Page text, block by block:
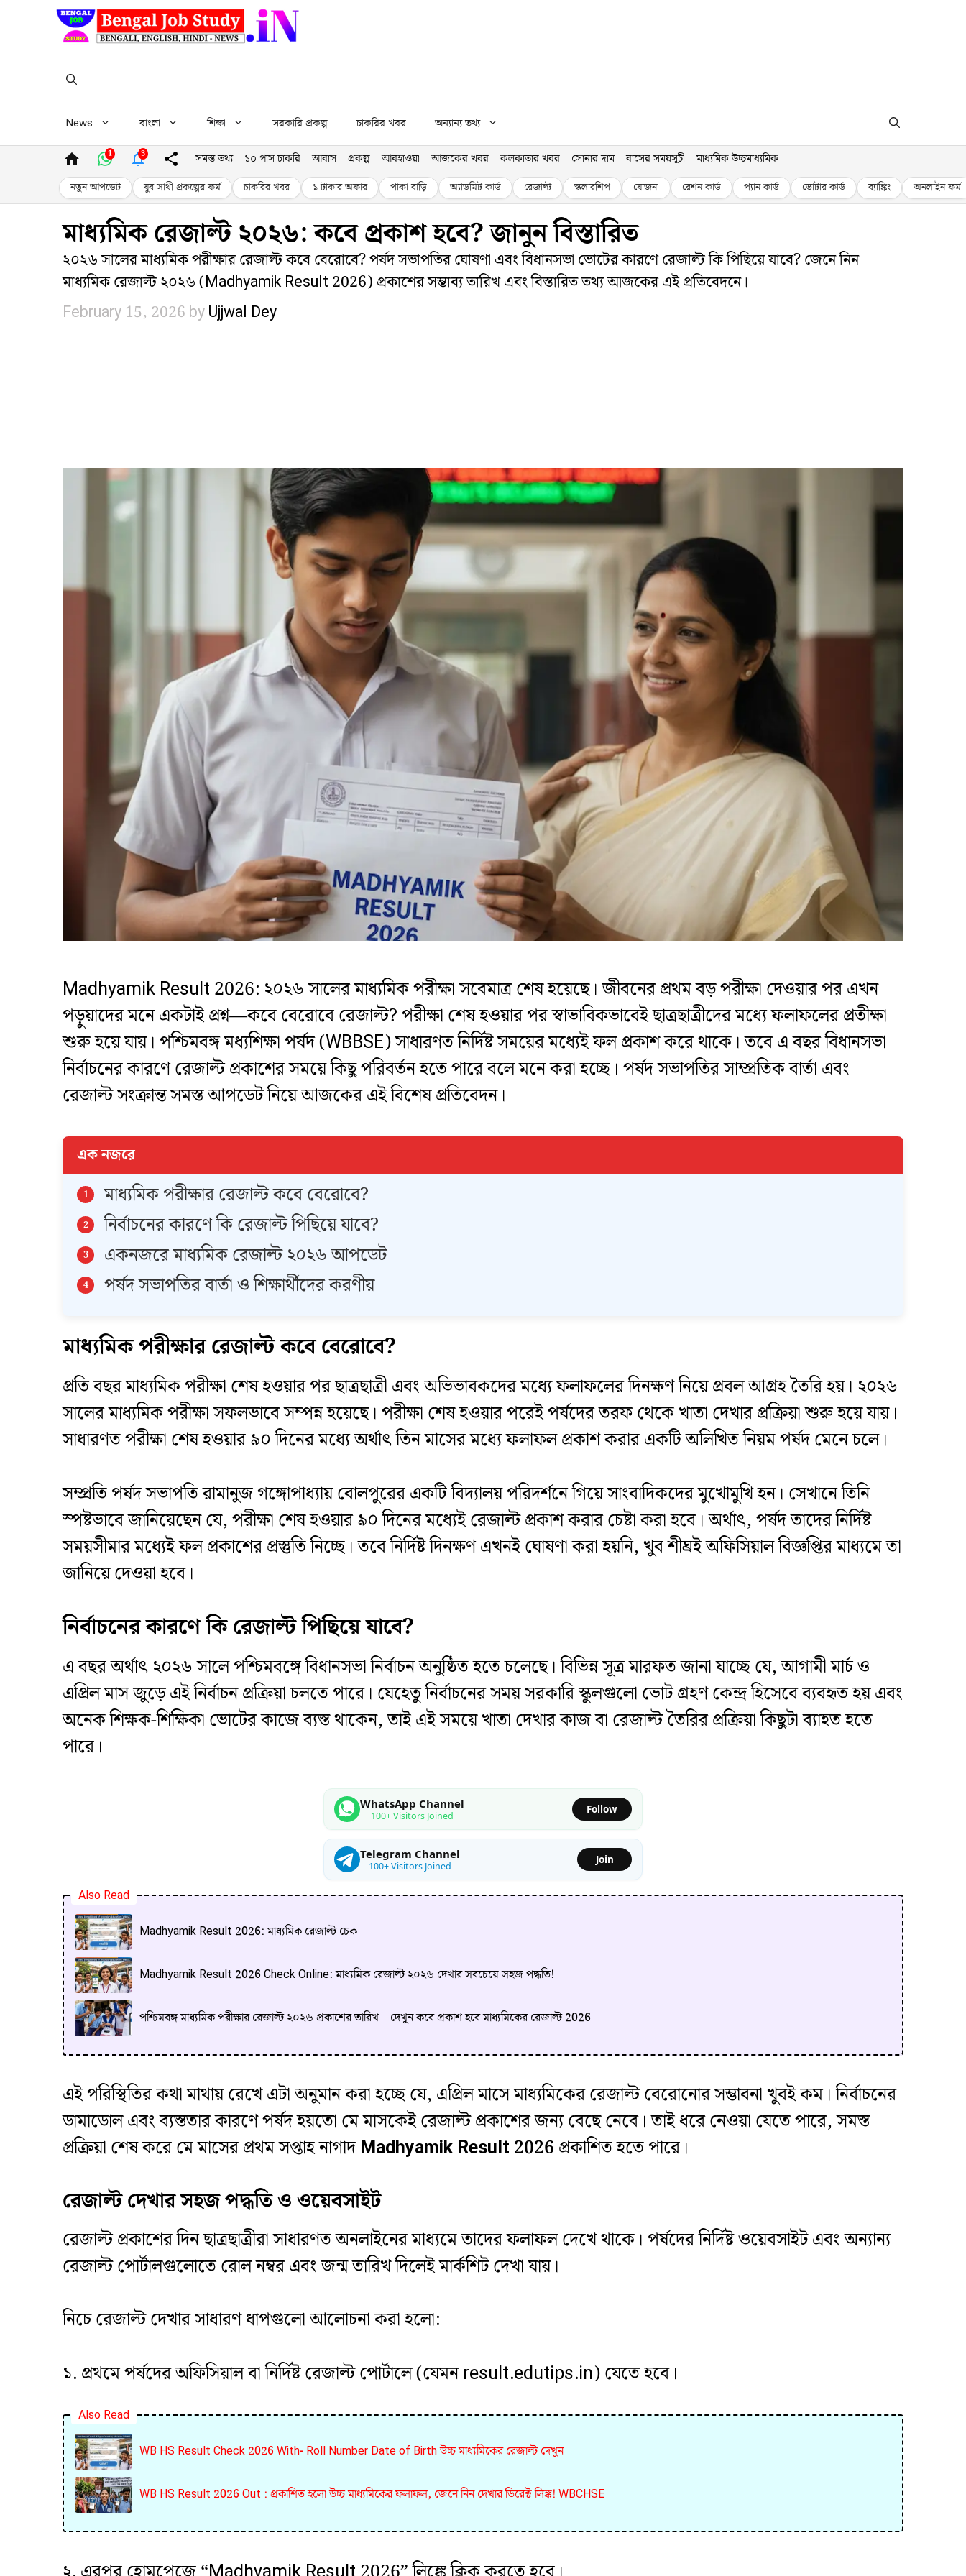
News বাংলা শিক্ষা সরকারি প্রকল্প চাকরির খবর অন্যান্য তথ্য
1 3 সমস্ত তথ্য ১০ পাস চাকরি আবাস প্রকল্প আবহাওয়া আজকের খবর কলকাতার খবর সোনার দাম বাসের সময়সূচী মাধ্যমিক উচ্চমাধ্যমিক
নতুন আপডেট যুব সাথী প্রকল্পের ফর্ম চাকরির খবর ১ টাকার অফার পাকা বাড়ি অ্যাডমিট কার্ড রেজাল্ট স্কলারশিপ যোজনা রেশন কার্ড প্যান কার্ড ভোটার কার্ড ব্যাঙ্কিং অনলাইন ফর্ম
মাধ্যমিক রেজাল্ট ২০২৬: কবে প্রকাশ হবে? জানুন বিস্তারিত
২০২৬ সালের মাধ্যমিক পরীক্ষার রেজাল্ট কবে বেরোবে? পর্ষদ সভাপতির ঘোষণা এবং বিধানসভা ভোটের কারণে রেজাল্ট কি পিছিয়ে যাবে? জেনে নিন
মাধ্যমিক রেজাল্ট ২০২৬ (Madhyamik Result 2026) প্রকাশের সম্ভাব্য তারিখ এবং বিস্তারিত তথ্য আজকের এই প্রতিবেদনে।
February 15, 2026 byUjjwal Dey
Madhyamik Result 2026: ২০২৬ সালের মাধ্যমিক পরীক্ষা সবেমাত্র শেষ হয়েছে। জীবনের প্রথম বড় পরীক্ষা দেওয়ার পর এখন
পড়ুয়াদের মনে একটাই প্রশ্ন—কবে বেরোবে রেজাল্ট? পরীক্ষা শেষ হওয়ার পর স্বাভাবিকভাবেই ছাত্রছাত্রীদের মধ্যে ফলাফলের প্রতীক্ষা
শুরু হয়ে যায়। পশ্চিমবঙ্গ মধ্যশিক্ষা পর্ষদ (WBBSE) সাধারণত নির্দিষ্ট সময়ের মধ্যেই ফল প্রকাশ করে থাকে। তবে এ বছর বিধানসভা
নির্বাচনের কারণে রেজাল্ট প্রকাশের সময়ে কিছু পরিবর্তন হতে পারে বলে মনে করা হচ্ছে। পর্ষদ সভাপতির সাম্প্রতিক বার্তা এবং
রেজাল্ট সংক্রান্ত সমস্ত আপডেট নিয়ে আজকের এই বিশেষ প্রতিবেদন।
এক নজরে
মাধ্যমিক পরীক্ষার রেজাল্ট কবে বেরোবে?
নির্বাচনের কারণে কি রেজাল্ট পিছিয়ে যাবে?
একনজরে মাধ্যমিক রেজাল্ট ২০২৬ আপডেট
পর্ষদ সভাপতির বার্তা ও শিক্ষার্থীদের করণীয়
মাধ্যমিক পরীক্ষার রেজাল্ট কবে বেরোবে?
প্রতি বছর মাধ্যমিক পরীক্ষা শেষ হওয়ার পর ছাত্রছাত্রী এবং অভিভাবকদের মধ্যে ফলাফলের দিনক্ষণ নিয়ে প্রবল আগ্রহ তৈরি হয়। ২০২৬
সালের মাধ্যমিক পরীক্ষা সফলভাবে সম্পন্ন হয়েছে। পরীক্ষা শেষ হওয়ার পরেই পর্ষদের তরফ থেকে খাতা দেখার প্রক্রিয়া শুরু হয়ে যায়।
সাধারণত পরীক্ষা শেষ হওয়ার ৯০ দিনের মধ্যে অর্থাৎ তিন মাসের মধ্যে ফলাফল প্রকাশ করার একটি অলিখিত নিয়ম পর্ষদ মেনে চলে।
সম্প্রতি পর্ষদ সভাপতি রামানুজ গঙ্গোপাধ্যায় বোলপুরের একটি বিদ্যালয় পরিদর্শনে গিয়ে সাংবাদিকদের মুখোমুখি হন। সেখানে তিনি
স্পষ্টভাবে জানিয়েছেন যে, পরীক্ষা শেষ হওয়ার ৯০ দিনের মধ্যেই রেজাল্ট প্রকাশ করার চেষ্টা করা হবে। অর্থাৎ, পর্ষদ তাদের নির্দিষ্ট
সময়সীমার মধ্যেই ফল প্রকাশের প্রস্তুতি নিচ্ছে। তবে নির্দিষ্ট দিনক্ষণ এখনই ঘোষণা করা হয়নি, খুব শীঘ্রই অফিসিয়াল বিজ্ঞপ্তির মাধ্যমে তা
জানিয়ে দেওয়া হবে।
নির্বাচনের কারণে কি রেজাল্ট পিছিয়ে যাবে?
এ বছর অর্থাৎ ২০২৬ সালে পশ্চিমবঙ্গে বিধানসভা নির্বাচন অনুষ্ঠিত হতে চলেছে। বিভিন্ন সূত্র মারফত জানা যাচ্ছে যে, আগামী মার্চ ও
এপ্রিল মাস জুড়ে এই নির্বাচন প্রক্রিয়া চলতে পারে। যেহেতু নির্বাচনের সময় সরকারি স্কুলগুলো ভোট গ্রহণ কেন্দ্র হিসেবে ব্যবহৃত হয় এবং
অনেক শিক্ষক-শিক্ষিকা ভোটের কাজে ব্যস্ত থাকেন, তাই এই সময়ে খাতা দেখার কাজ বা রেজাল্ট তৈরির প্রক্রিয়া কিছুটা ব্যাহত হতে
পারে।
WhatsApp Channel
100+ Visitors Joined
Follow
Telegram Channel
100+ Visitors Joined
Join
Also Read
Madhyamik Result 2026: মাধ্যমিক রেজাল্ট চেক
Madhyamik Result 2026 Check Online: মাধ্যমিক রেজাল্ট ২০২৬ দেখার সবচেয়ে সহজ পদ্ধতি!
পশ্চিমবঙ্গ মাধ্যমিক পরীক্ষার রেজাল্ট ২০২৬ প্রকাশের তারিখ – দেখুন কবে প্রকাশ হবে মাধ্যমিকের রেজাল্ট 2026
এই পরিস্থিতির কথা মাথায় রেখে এটা অনুমান করা হচ্ছে যে, এপ্রিল মাসে মাধ্যমিকের রেজাল্ট বেরোনোর সম্ভাবনা খুবই কম। নির্বাচনের
ডামাডোল এবং ব্যস্ততার কারণে পর্ষদ হয়তো মে মাসকেই রেজাল্ট প্রকাশের জন্য বেছে নেবে। তাই ধরে নেওয়া যেতে পারে, সমস্ত
প্রক্রিয়া শেষ করে মে মাসের প্রথম সপ্তাহ নাগাদMadhyamik Result 2026 প্রকাশিত হতে পারে।
রেজাল্ট দেখার সহজ পদ্ধতি ও ওয়েবসাইট
রেজাল্ট প্রকাশের দিন ছাত্রছাত্রীরা সাধারণত অনলাইনের মাধ্যমে তাদের ফলাফল দেখে থাকে। পর্ষদের নির্দিষ্ট ওয়েবসাইট এবং অন্যান্য
রেজাল্ট পোর্টালগুলোতে রোল নম্বর এবং জন্ম তারিখ দিলেই মার্কশিট দেখা যায়।
নিচে রেজাল্ট দেখার সাধারণ ধাপগুলো আলোচনা করা হলো:
১. প্রথমে পর্ষদের অফিসিয়াল বা নির্দিষ্ট রেজাল্ট পোর্টালে (যেমন result.edutips.in) যেতে হবে।
Also Read
WB HS Result Check 2026 With- Roll Number Date of Birth উচ্চ মাধ্যমিকের রেজাল্ট দেখুন
WB HS Result 2026 Out : প্রকাশিত হলো উচ্চ মাধ্যমিকের ফলাফল, জেনে নিন দেখার ডিরেক্ট লিঙ্ক! WBCHSE